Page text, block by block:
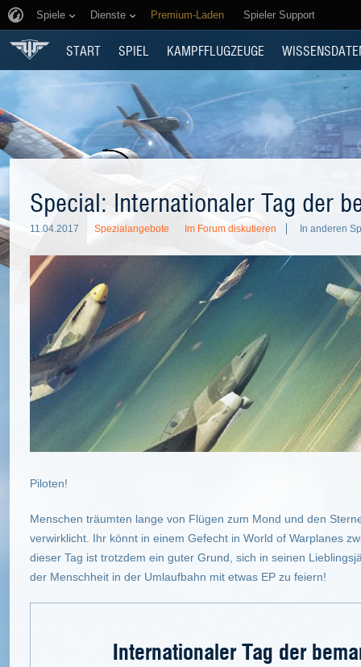
Spiele Dienste Premium-Laden Spieler Support
START SPIEL KAMPFFLUGZEUGE
Special: Internationaler Tag der
11.04.2017 Spezialangebote Im Forum diskutieren In anderen
Piloten!
Menschen träumten lange von Flügen zum Mond und den
verwirklicht. Ihr könnt in einem Gefecht in World of Warplanes
dieser Tag ist trotzdem ein guter Grund, sich in seinen
der Menschheit in der Umlaufbahn mit etwas EP zu feiern!
Internationaler Tag der